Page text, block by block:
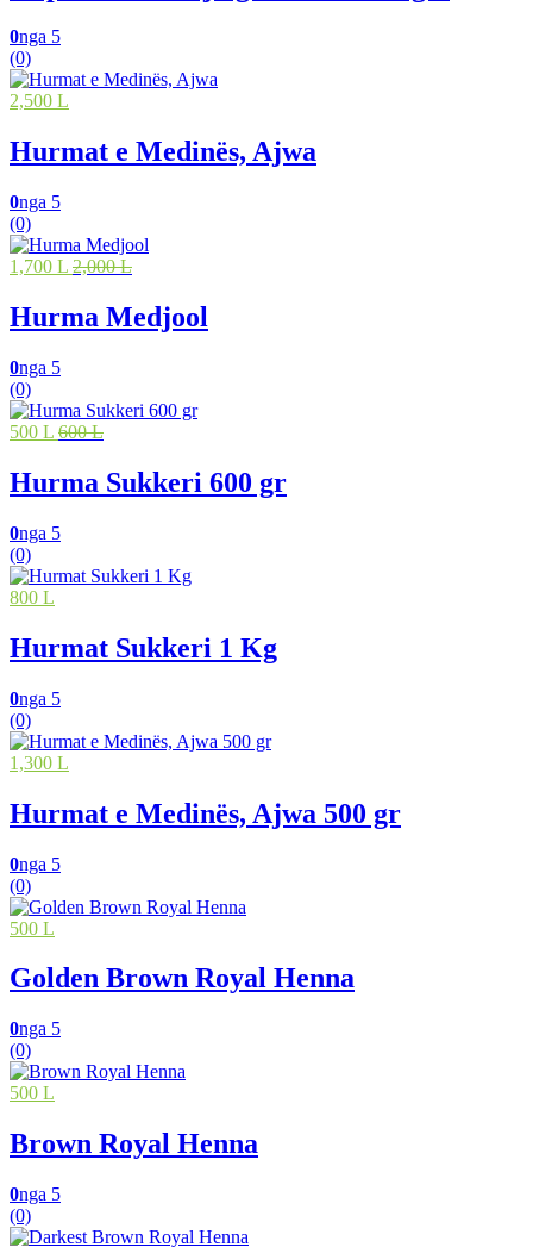
0nga 5
(0)
2,500 L
Hurmat e Medinës, Ajwa
0nga 5
(0)
1,700 L 2,000 L
Hurma Medjool
0nga 5
(0)
500 L 600 L
Hurma Sukkeri 600 gr
0nga 5
(0)
800 L
Hurmat Sukkeri 1 Kg
0nga 5
(0)
1,300 L
Hurmat e Medinës, Ajwa 500 gr
0nga 5
(0)
500 L
Golden Brown Royal Henna
0nga 5
(0)
500 L
Brown Royal Henna
0nga 5
(0)